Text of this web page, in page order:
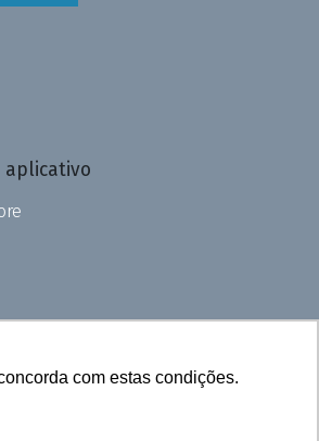
com estas condições.
aplicativo